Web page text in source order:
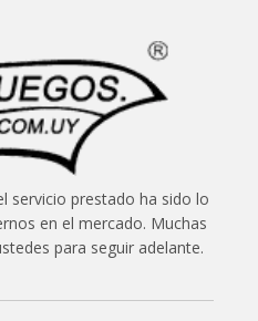
servicio prestado ha sido lo
en el mercado. Muchas
para seguir adelante.